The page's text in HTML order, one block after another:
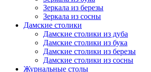
Зеркала из березы
Зеркала из сосны
Дамские столики
Дамские столики из дуба
Дамские столики из бука
Дамские столики из березы
Дамские столики из сосны
Журнальные столы